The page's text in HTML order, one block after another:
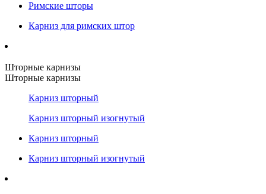
Римские шторы
Карниз для римских штор
Шторные карнизы
Шторные карнизы
Карниз шторный
Карниз шторный изогнутый
Карниз шторный
Карниз шторный изогнутый